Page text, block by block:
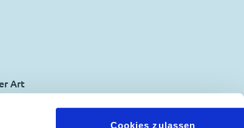
Cookies zulassen
Art
wurde die Hütte schon mehrmals zerstört